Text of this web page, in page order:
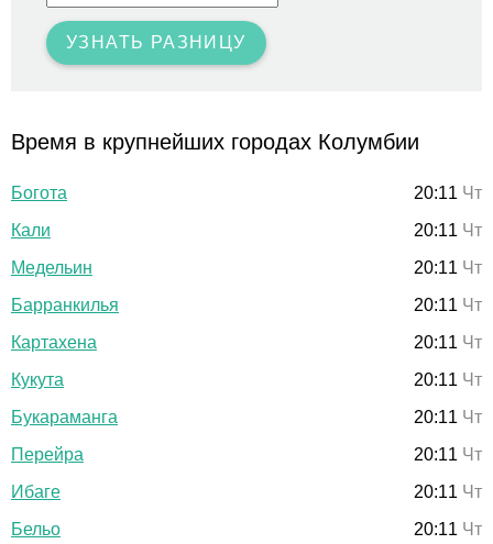
УЗНАТЬ РАЗНИЦУ
Время в крупнейших городах Колумбии
Богота 20:11 Чт
Кали
20:11 Чт
Медельин
20:11 Чт
Барранкилья
20:11 Чт
Картахена
20:11 Чт
Кукута
20:11 Чт
Букараманга
20:11 Чт
Перейра
20:11 Чт
Ибаге
20:11 Чт
Бельо
20:11 Чт